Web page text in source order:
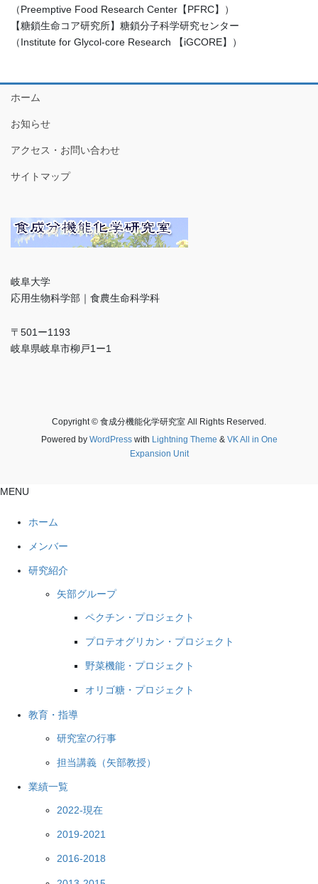
（Preemptive Food Research Center【PFRC】）
【糖鎖生命コア研究所】糖鎖分子科学研究センター
（Institute for Glycol-core Research 【iGCORE】）
ホーム
お知らせ
アクセス・お問い合わせ
サイトマップ
岐阜大学
応用生物科学部｜食農生命科学科
〒501ー1193
岐阜県岐阜市柳戸1ー1
Copyright © 食成分機能化学研究室 All Rights Reserved.
Powered by WordPresswith Lightning Theme & VK All in One
Expansion Unit
MENU
ホーム
メンバー
研究紹介
矢部グループ
ペクチン・プロジェクト
プロテオグリカン・プロジェクト
野菜機能・プロジェクト
オリゴ糖・プロジェクト
教育・指導
研究室の行事
担当講義（矢部教授）
業績一覧
2022-現在
2019-2021
2016-2018